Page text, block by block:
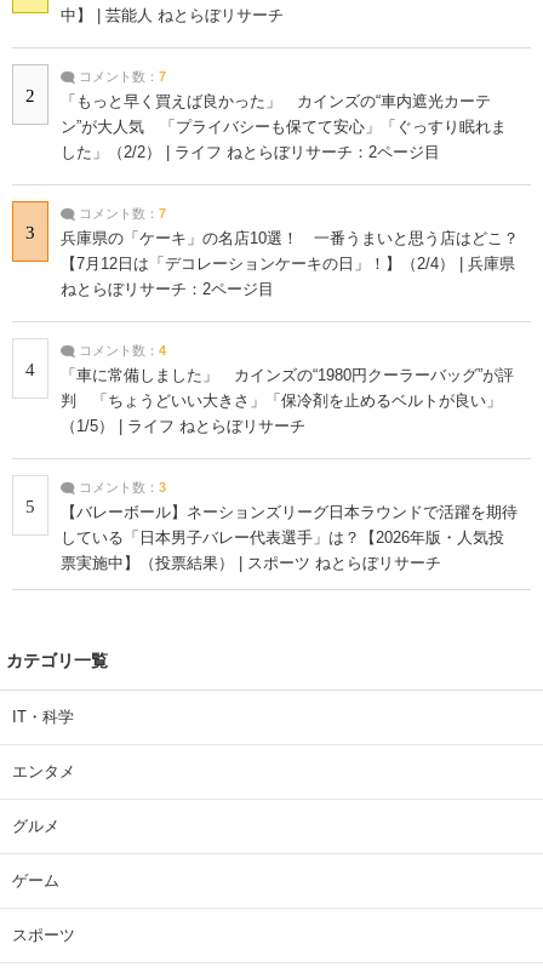
中】 | 芸能人 ねとらぼリサーチ
2
コメント数： 7
「もっと早く買えば良かった」 カインズの“車内遮光カーテ
ン”が大人気 「プライバシーも保てて安心」「ぐっすり眠れま
した」（2/2） | ライフ ねとらぼリサーチ：2ページ目
3
コメント数： 7
兵庫県の「ケーキ」の名店10選！ 一番うまいと思う店はどこ？
【7月12日は「デコレーションケーキの日」！】（2/4） | 兵庫県
ねとらぼリサーチ：2ページ目
4
コメント数： 4
「車に常備しました」 カインズの“1980円クーラーバッグ”が評
判 「ちょうどいい大きさ」「保冷剤を止めるベルトが良い」
（1/5） | ライフ ねとらぼリサーチ
5
コメント数： 3
【バレーボール】ネーションズリーグ日本ラウンドで活躍を期待
している「日本男子バレー代表選手」は？【2026年版・人気投
票実施中】（投票結果） | スポーツ ねとらぼリサーチ
カテゴリ一覧
IT・科学
エンタメ
グルメ
ゲーム
スポーツ